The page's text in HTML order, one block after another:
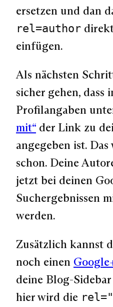
ersetzen und dan
rel=author
einfügen.
Als nächsten
sicher gehen, dass
Profilangaben
mit“ der Link zu
angegeben ist.
schon. Deine
jetzt bei deinen
Suchergebnissen
werden.
Zusätzlich kannst
noch einen
deine Blog-
hier wird die